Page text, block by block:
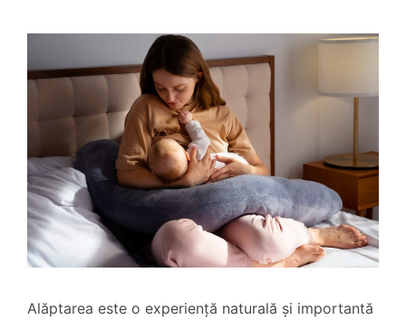
Alăptarea este o experiență naturală și importantă